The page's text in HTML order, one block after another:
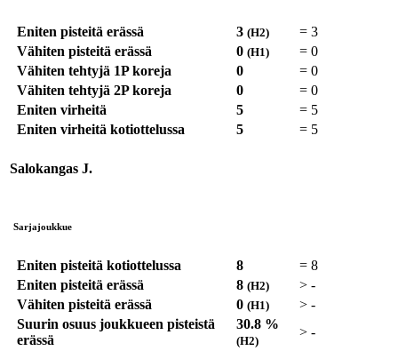
Eniten pisteitä erässä 3 (H2) = 3
Vähiten pisteitä erässä
0 (H1) = 0
Vähiten tehtyjä 1P koreja
0 = 0
Vähiten tehtyjä 2P koreja
0 = 0
Eniten virheitä
5 = 5
Eniten virheitä kotiottelussa
5 = 5
Salokangas J.
Sarjajoukkue
Eniten pisteitä kotiottelussa 8 = 8
Eniten pisteitä erässä
8 (H2) > -
Vähiten pisteitä erässä
0 (H1) > -
Suurin osuus joukkueen pisteistä
erässä
30.8 %
(H2)
> -